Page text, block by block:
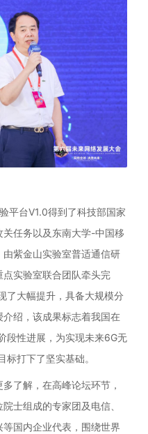
平台V1.0得到了科技部国家
任务以及东南大学-中国移
紫金山实验室普适通信研
实验室联合团队牵头完
了大幅提升，具备大规模分
绍，该成果标志着我国在
段性进展，为实现未来6G无
打下了坚实基础。
了解，在高峰论坛环节，
士组成的专家团及电信、
国内企业代表，围绕世界